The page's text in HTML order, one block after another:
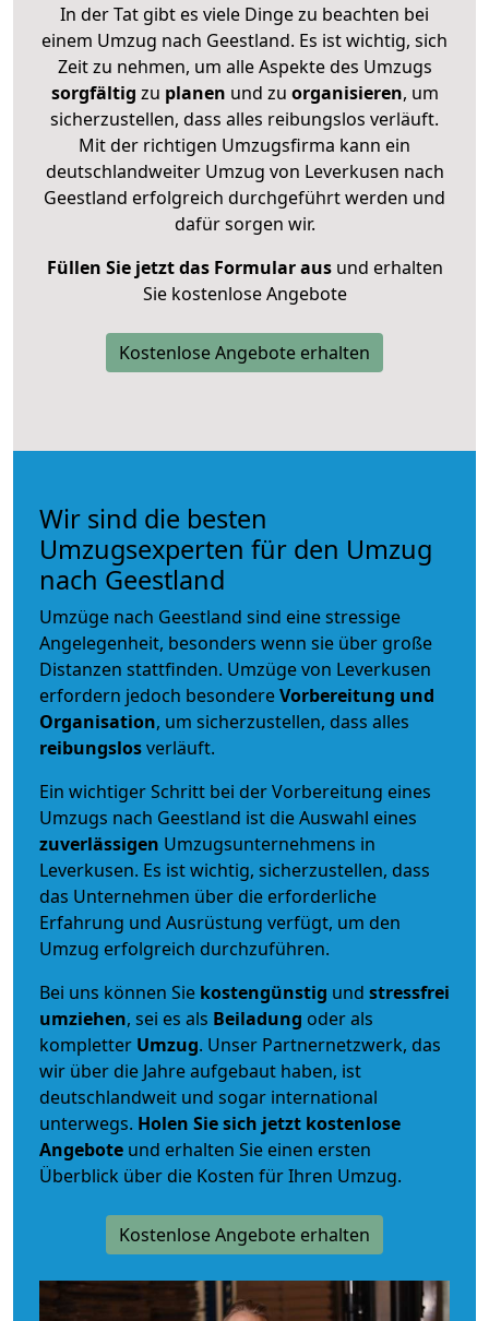
In der Tat gibt es viele Dinge zu beachten bei
einem Umzug nach Geestland. Es ist wichtig, sich
Zeit zu nehmen, um alle Aspekte des Umzugs
sorgfältig zu planen und zu organisieren, um
sicherzustellen, dass alles reibungslos verläuft.
Mit der richtigen Umzugsfirma kann ein
deutschlandweiter Umzug von Leverkusen nach
Geestland erfolgreich durchgeführt werden und
dafür sorgen wir.
Füllen Sie jetzt das Formular ausund erhalten
Sie kostenlose Angebote
Kostenlose Angebote erhalten
Wir sind die besten
Umzugsexperten für den Umzug
nach Geestland
Umzüge nach Geestland sind eine stressige
Angelegenheit, besonders wenn sie über große
Distanzen stattfinden. Umzüge von Leverkusen
erfordern jedoch besondereVorbereitung und
Organisation, um sicherzustellen, dass alles
reibungslosverläuft.
Ein wichtiger Schritt bei der Vorbereitung eines
Umzugs nach Geestland ist die Auswahl eines
zuverlässigen Umzugsunternehmens in
Leverkusen. Es ist wichtig, sicherzustellen, dass
das Unternehmen über die erforderliche
Erfahrung und Ausrüstung verfügt, um den
Umzug erfolgreich durchzuführen.
Bei uns können Sie kostengünstig und stressfrei
umziehen, sei es als Beiladung oder als
kompletter Umzug. Unser Partnernetzwerk, das
wir über die Jahre aufgebaut haben, ist
deutschlandweit und sogar international
unterwegs. Holen Sie sich jetzt kostenlose
Angebote und erhalten Sie einen ersten
Überblick über die Kosten für Ihren Umzug.
Kostenlose Angebote erhalten